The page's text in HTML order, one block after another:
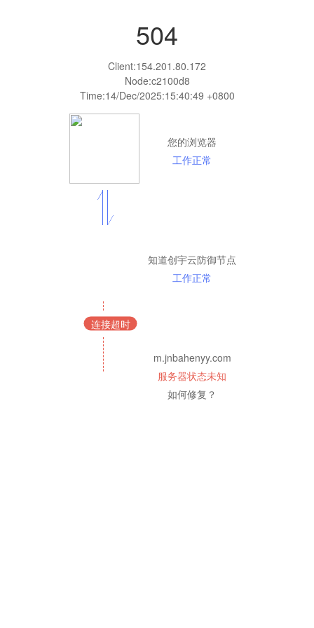
504
Client:154.201.80.172
Node:c2100d8
Time:14/Dec/2025:15:40:49 +0800
您的浏览器
工作正常
知道创宇云防御节点
工作正常
连接超时
m.jnbahenyy.com
服务器状态未知
如何修复？